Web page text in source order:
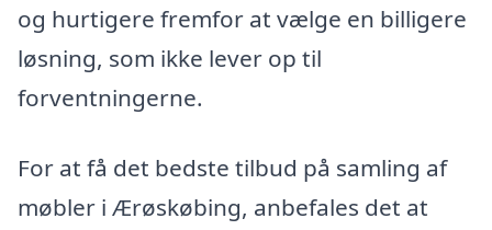
og hurtigere fremfor at vælge en billigere
løsning, som ikke lever op til
forventningerne.
For at få det bedste tilbud på samling af
møbler i Ærøskøbing, anbefales det at